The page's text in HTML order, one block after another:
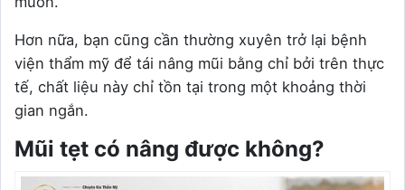
Hơn nữa, bạn cũng cần thường xuyên trở lại bệnh
viện thẩm mỹ để tái nâng mũi bằng chỉ bởi trên thực
tế, chất liệu này chỉ tồn tại trong một khoảng thời
gian ngắn.
Mũi tẹt có nâng được không?